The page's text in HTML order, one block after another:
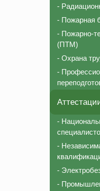
НАКС
Рабочие профессии
Соответствие
Внесение в
Аттестация
Независимая
Национальный
-
- Пожарная
- Пожарно-
(ПТМ)
- Охрана
-
-
-
-
-